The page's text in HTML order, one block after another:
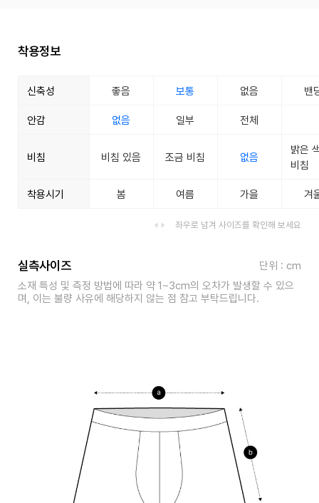
착용정보
신축성 좋음 보통 없음 밴
안감 없음 일부 전체
비침 비침 있음 조금 비침 없음
밝은
비침
착용시기 봄 여름 가을 겨
좌우로 넘겨 사이즈를 확인해 보세요
실측사이즈
단위 : cm
소재 특성 및 측정 방법에 따라 약 1~3cm의 오차가 발생할 수 있으
며, 이는 불량 사유에 해당하지 않는 점 참고 부탁드립니다.